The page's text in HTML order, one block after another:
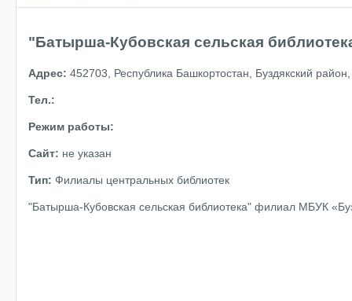
"Батырша-Кубовская сельская
Адрес: 452703, Республика Башкортостан, Буздякский
Тел.:
Режим работы:
Сайт: не указан
Тип: Филиалы центральных библиотек
"Батырша-Кубовская сельская библиотека" филиал МБУК